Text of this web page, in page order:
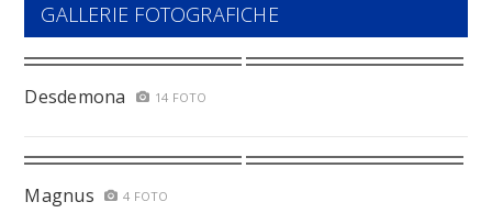
GALLERIE FOTOGRAFICHE
Desdemona 14 FOTO
Magnus 4 FOTO